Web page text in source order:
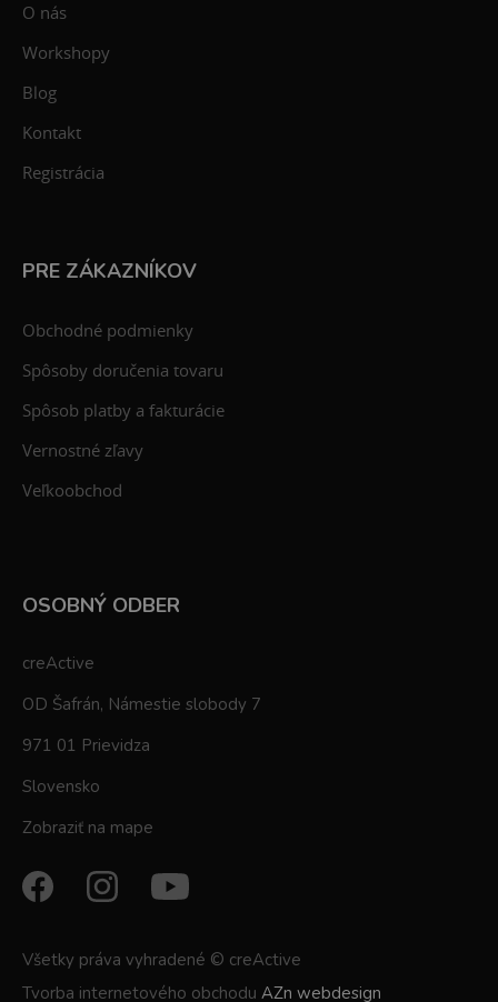
O nás
Workshopy
Blog
Kontakt
Registrácia
PRE ZÁKAZNÍKOV
Obchodné podmienky
Spôsoby doručenia tovaru
Spôsob platby a fakturácie
Vernostné zľavy
Veľkoobchod
OSOBNÝ ODBER
creActive
OD Šafrán, Námestie slobody 7
971 01 Prievidza
Slovensko
Zobraziť na mape
Všetky práva vyhradené © creActive
Tvorba internetového obchodu AZn webdesign